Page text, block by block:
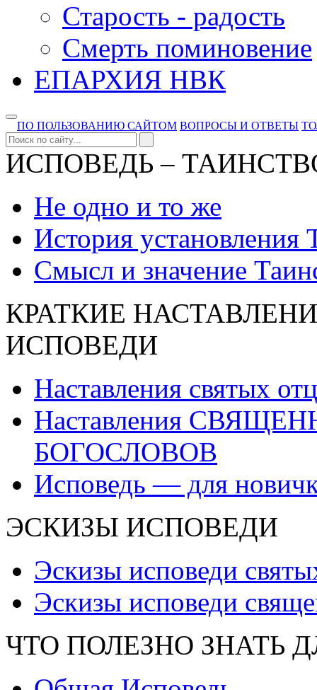
Старость - радость
Смерть поминовение
ЕПАРХИЯ НВК
ПО ПОЛЬЗОВАНИЮ САЙТОМ ВОПРОСЫ И ОТВЕТЫ
ИСПОВЕДЬ –
Не одно и то же
История установления
Смысл и значение
КРАТКИЕ
ИСПОВЕДИ
Наставления святых
Наставления
БОГОСЛОВОВ
Исповедь — для
ЭСКИЗЫ ИСПОВЕДИ
Эскизы исповеди
Эскизы исповеди
ЧТО ПОЛЕЗНО ЗНАТЬ